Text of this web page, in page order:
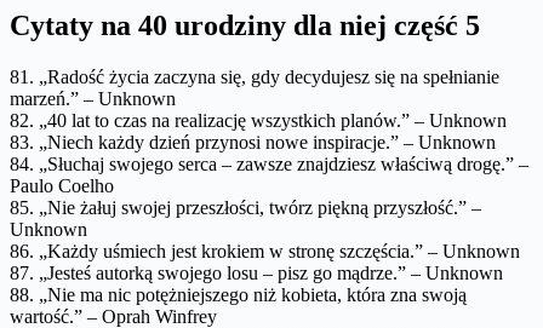
Cytaty na 40 urodziny dla niej część 5
81. „Radość życia zaczyna się, gdy decydujesz się na spełnianie
marzeń.” – Unknown
82. „40 lat to czas na realizację wszystkich planów.” – Unknown
83. „Niech każdy dzień przynosi nowe inspiracje.” – Unknown
84. „Słuchaj swojego serca – zawsze znajdziesz właściwą drogę.” –
Paulo Coelho
85. „Nie żałuj swojej przeszłości, twórz piękną przyszłość.” –
Unknown
86. „Każdy uśmiech jest krokiem w stronę szczęścia.” – Unknown
87. „Jesteś autorką swojego losu – pisz go mądrze.” – Unknown
88. „Nie ma nic potężniejszego niż kobieta, która zna swoją
wartość.” – Oprah Winfrey